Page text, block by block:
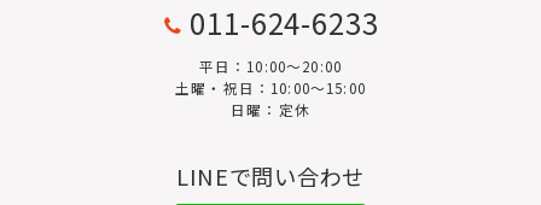
011-624-6233
平日：10:00〜20:00
土曜・祝日：10:00～15:00
日曜：定休
LINEで問い合わせ